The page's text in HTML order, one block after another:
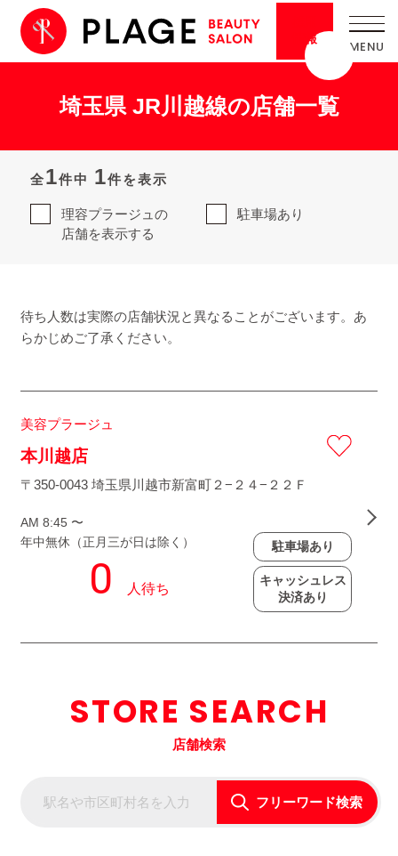
情報
埼玉県 JR川越線の店舗一覧
全1件中 1件を表示
理容プラージュの
店舗を表示する
駐車場あり
待ち人数は実際の店舗状況と異なることがございます。あ
らかじめご了承ください。
美容プラージュ
本川越店
〒350-0043 埼玉県川越市新富町２−２４−２２Ｆ
AM 8:45 〜
年中無休（正月三が日は除く）
駐車場あり
キャッシュレス
決済あり
STORE SEARCH
店舗検索
フリーワード検索